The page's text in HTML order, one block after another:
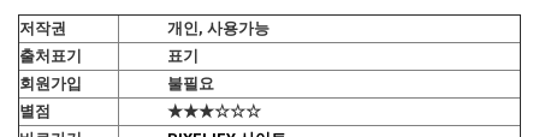
저작권
개인, 사용가능
출처표기
표기
회원가입
불필요
별점
★★★☆☆☆